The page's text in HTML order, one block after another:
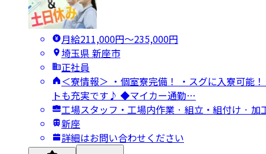
月給211,000円〜235,000円
埼玉県 新座市
正社員
＜寮情報＞ ・個室寮完備！ ・スグに入寮可
トも充実です♪ ◆マイカー通勤…
工場スタッフ・工場内作業 · 組立・組付け · 加
新座
詳細はお問い合わせください